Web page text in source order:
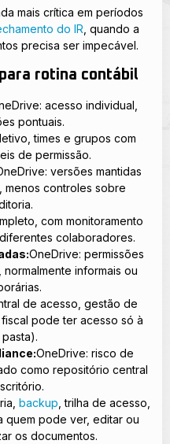
mais crítica em períodos
do IR , quando a
precisa ser impecável.
rotina contábil
acesso individual,
pontuais.
times e grupos com
de permissão.
versões mantidas
menos controles sobre
com monitoramento
colaboradores.
OneDrive: permissões
informais ou
de acesso, gestão de
pode ter acesso só à
pasta).
OneDrive: risco de
como repositório central
backup , trilha de acesso,
quem pode ver, editar ou
os documentos.